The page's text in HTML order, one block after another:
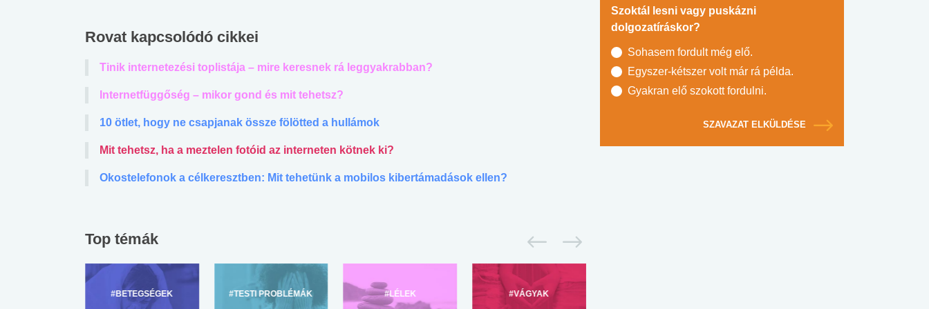
Rovat kapcsolódó cikkei
Tinik internetezési toplistája – mire keresnek rá leggyakrabban?
Internetfüggőség – mikor gond és mit tehetsz?
10 ötlet, hogy ne csapjanak össze fölötted a hullámok
Mit tehetsz, ha a meztelen fotóid az interneten kötnek ki?
Okostelefonok a célkeresztben: Mit tehetünk a mobilos kibertámadások ellen?
Top témák
#BETEGSÉGEK #TESTI PROBLÉMÁK #LÉLEK #VÁGYAK
Szoktál lesni vagy puskázni
dolgozatíráskor?
Sohasem fordult még elő.
Egyszer-kétszer volt már rá példa.
Gyakran elő szokott fordulni.
SZAVAZAT ELKÜLDÉSE